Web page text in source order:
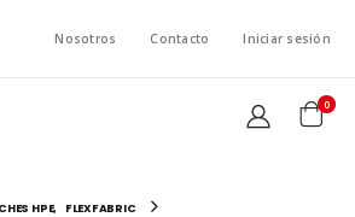
Nosotros Contacto Iniciar sesión
0
HPE,
FLEXFABRIC